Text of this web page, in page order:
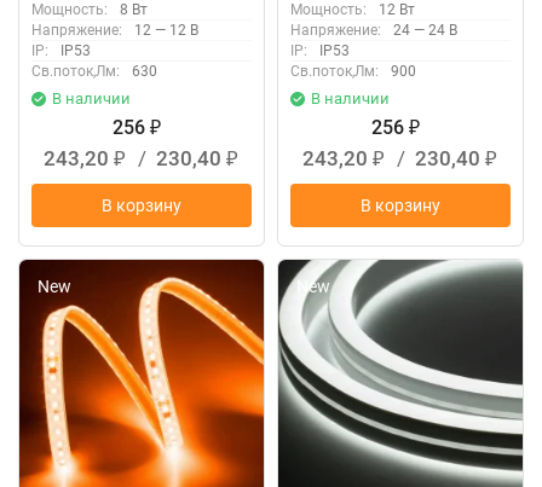
Мощность:
8 Вт
Напряжение:
12 — 12 В
IP:
IP53
Св.поток,Лм:
630
В наличии
256 ₽
243,20 ₽ / 230,40 ₽
В корзину
Мощность:
12 Вт
Напряжение:
24 — 24 В
IP:
IP53
Св.поток,Лм:
900
В наличии
256 ₽
243,20 ₽ / 230,40 ₽
В корзину
New New